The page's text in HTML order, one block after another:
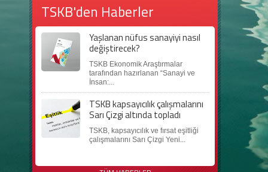
TSKB'den Haberler
Yaşlanan nüfus sanayiyi nasıl
değiştirecek?
TSKB Ekonomik Araştırmalar
tarafından hazırlanan “Sanayi ve
İnsan:...
TSKB kapsayıcılık çalışmalarını
Sarı Çizgi altında topladı
TSKB, kapsayıcılık ve fırsat eşitliği
çalışmalarını Sarı Çizgi Yeni...